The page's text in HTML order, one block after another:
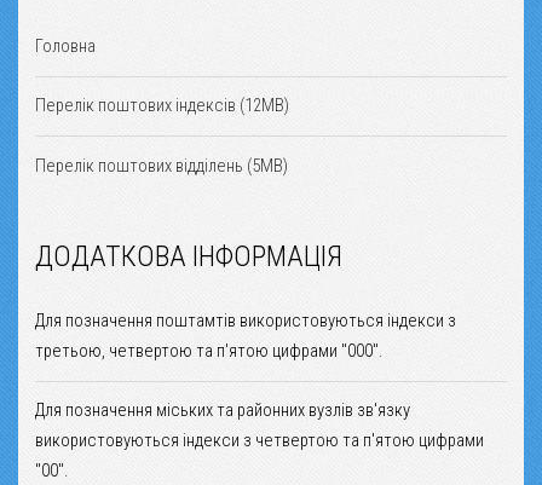
Головна
Перелік поштових індексів (12MB)
Перелік поштових відділень (5MB)
ДОДАТКОВА ІНФОРМАЦІЯ
Для позначення поштамтів використовуються індекси з
третьою, четвертою та п'ятою цифрами "000".
Для позначення міських та районних вузлів зв'язку
використовуються індекси з четвертою та п'ятою цифрами
"00".